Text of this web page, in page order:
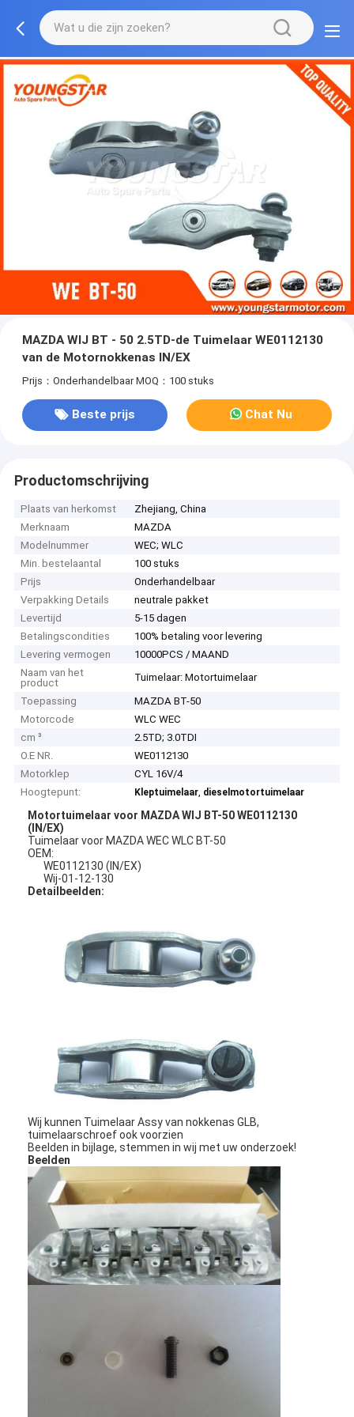
MAZDA WIJ BT - 50 2.5TD-de Tuimelaar WE0112130
van de Motornokkenas IN/EX
Prijs：Onderhandelbaar MOQ：100 stuks
Beste prijs Chat Nu
Productomschrijving
Plaats van herkomst
Zhejiang, China
Merknaam
MAZDA
Modelnummer
WEC; WLC
Min. bestelaantal
100 stuks
Prijs
Onderhandelbaar
Verpakking Details
neutrale pakket
Levertijd
5-15 dagen
Betalingscondities
100% betaling voor levering
Levering vermogen
10000PCS / MAAND
Naam van het
product
Tuimelaar: Motortuimelaar
Toepassing
MAZDA BT-50
Motorcode
WLC WEC
cm ³
2.5TD; 3.0TDI
O.E NR.
WE0112130
Motorklep
CYL 16V/4
Hoogtepunt:
Kleptuimelaar, dieselmotortuimelaar
Motortuimelaar voor MAZDA WIJ BT-50 WE0112130
(IN/EX)
Tuimelaar voor MAZDA WEC WLC BT-50
OEM:
WE0112130 (IN/EX)
Wij-01-12-130
Detailbeelden:
Wij kunnen Tuimelaar Assy van nokkenas GLB,
tuimelaarschroef ook voorzien
Beelden in bijlage, stemmen in wij met uw onderzoek!
Beelden